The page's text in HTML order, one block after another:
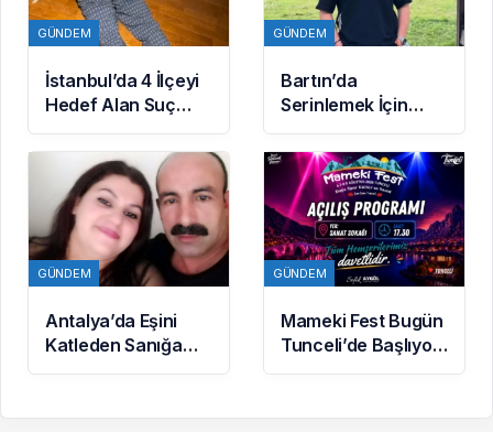
GÜNDEM
İstanbul’da 4 İlçeyi
Hedef Alan Suç
Örgütüne
Operasyon: 7
Gözaltı
GÜNDEM
Bartın’da
Serinlemek İçin
Denize Giren 17
Yaşındaki Batın
Yaşamını Yitirdi
GÜNDEM
Antalya’da Eşini
Katleden Sanığa
Ağırlaştırılmış
GÜNDEM
Mameki Fest Bugün
Tunceli’de Başlıyor:
Açılış Programı
Sokağı’nda